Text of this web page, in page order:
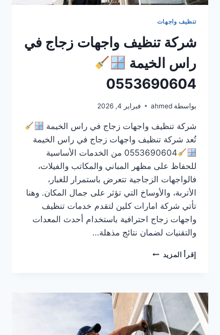
تنظيف واجهات
شركة تنظيف واجهات زجاج في
راس الخيمة
0553690604
بواسطة ahmed فبراير 4, 2026
شركة تنظيف واجهات زجاج في راس الخيمة
تُعد شركة تنظيف واجهات زجاج في راس الخيمة
0553690604 من الخدمات الأساسية
للحفاظ على مظهر المباني والمكاتب والفيلات،
فالواجهات الزجاجية تتعرض باستمرار للغبار،
الأتربة، والأوساخ التي تؤثر على جمال المكان. وهنا
تأتي شركة امارات كلين لتقدم خدمات تنظيف
واجهات زجاج احترافية باستخدام أحدث المعدات
والتقنيات لضمان نتائج مذهلة…
إقرأ المزيد شركة
في
راس
الخيمة